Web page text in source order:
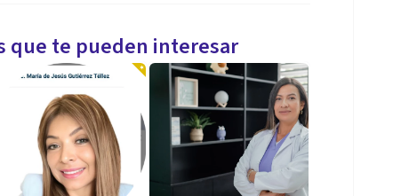
que te pueden interesar